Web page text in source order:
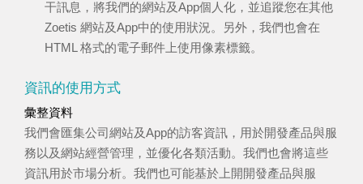
干訊息，將我們的網站及App個人化，並追蹤您在其他
Zoetis 網站及App中的使用狀況。另外，我們也會在
HTML 格式的電子郵件上使用像素標籤。
資訊的使用方式
彙整資料
我們會匯集公司網站及App的訪客資訊，用於開發產品與服
務以及網站經營管理，並優化各類活動。我們也會將這些
資訊用於市場分析。我們也可能基於上開開發產品與服